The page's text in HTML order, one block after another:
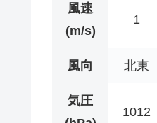
風速
(m/s)
1
風向 北東
気圧
1012